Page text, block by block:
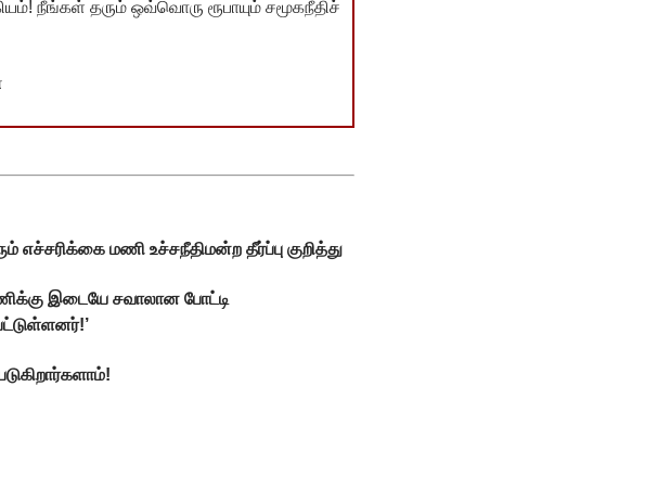
நீங்கள் தரும் ஒவ்வொரு ரூபாயும் சமூகநீதிச்
எச்சரிக்கை மணி உச்சநீதிமன்ற தீர்ப்பு குறித்து
இடையே சவாலான போட்டி